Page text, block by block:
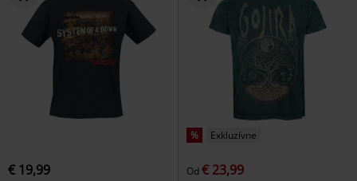
€ 19,99
% Exkluzívne
Od € 23,99